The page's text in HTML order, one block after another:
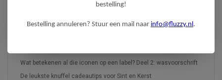
RECENTE ARTIKELEN
Wat betekenen al die iconen op een label? Deel 2: wasvoorschrift
De leukste knuffel cadeautips voor Sint en Kerst
bestelling!
Bestelling annuleren? Stuur een mail naar info@fluzzy.nl .